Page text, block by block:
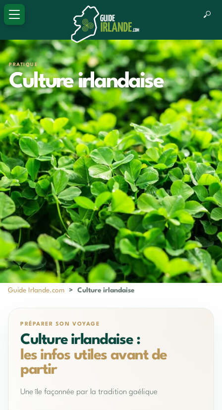
PRATIQUE
Culture irlandaise
Guide Irlande.com > Culture irlandaise
PRÉPARER SON VOYAGE
Culture irlandaise :
les infos utiles avant de
partir
Une île façonnée par la tradition gaélique